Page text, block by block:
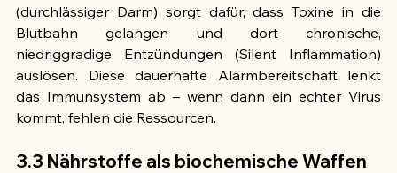
(durchlässiger Darm) sorgt dafür, dass Toxine in die
Blutbahn gelangen und dort chronische,
niedriggradige Entzündungen (Silent Inflammation)
auslösen. Diese dauerhafte Alarmbereitschaft lenkt
das Immunsystem ab – wenn dann ein echter Virus
kommt, fehlen die Ressourcen.
3.3 Nährstoffe als biochemische Waffen